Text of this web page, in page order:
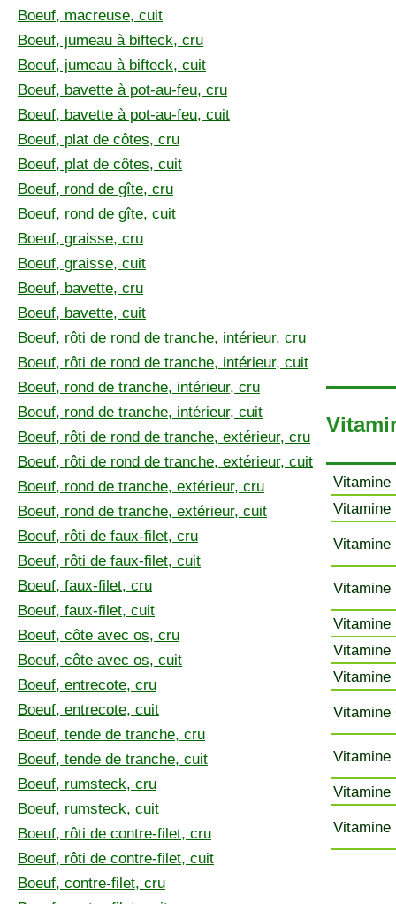
Boeuf, macreuse, cuit
Boeuf, jumeau à bifteck, cru
Boeuf, jumeau à bifteck, cuit
Boeuf, bavette à pot-au-feu, cru
Boeuf, bavette à pot-au-feu, cuit
Boeuf, plat de côtes, cru
Boeuf, plat de côtes, cuit
Boeuf, rond de gîte, cru
Boeuf, rond de gîte, cuit
Boeuf, graisse, cru
Boeuf, graisse, cuit
Boeuf, bavette, cru
Boeuf, bavette, cuit
Boeuf, rôti de rond de tranche, intérieur, cru
Boeuf, rôti de rond de tranche, intérieur, cuit
Boeuf, rond de tranche, intérieur, cru
Boeuf, rond de tranche, intérieur, cuit
Boeuf, rôti de rond de tranche, extérieur, cru
Boeuf, rôti de rond de tranche, extérieur, cuit
Boeuf, rond de tranche, extérieur, cru
Boeuf, rond de tranche, extérieur, cuit
Boeuf, rôti de faux-filet, cru
Boeuf, rôti de faux-filet, cuit
Boeuf, faux-filet, cru
Boeuf, faux-filet, cuit
Boeuf, côte avec os, cru
Boeuf, côte avec os, cuit
Boeuf, entrecote, cru
Boeuf, entrecote, cuit
Boeuf, tende de tranche, cru
Boeuf, tende de tranche, cuit
Boeuf, rumsteck, cru
Boeuf, rumsteck, cuit
Boeuf, rôti de contre-filet, cru
Boeuf, rôti de contre-filet, cuit
Boeuf, contre-filet, cru
Vitamine
Vitamine
Vitamine
Vitamine
Vitamine
Vitamine
Vitamine
Vitamine
Vitamine
Vitamine
Vitamine